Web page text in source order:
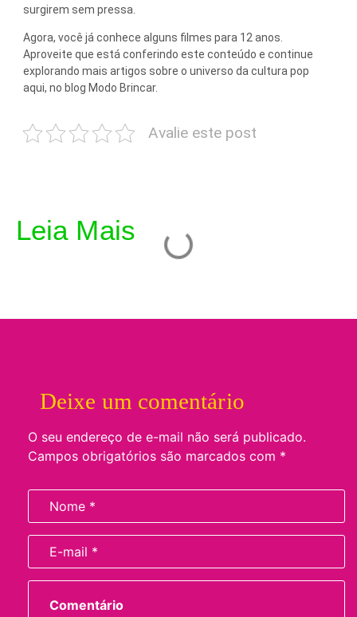
surgirem sem pressa.
Agora, você já conhece alguns filmes para 12 anos.
Aproveite que está conferindo este conteúdo e continue
explorando mais artigos sobre o universo da cultura pop
aqui, no blog Modo Brincar.
Avalie este post
Leia Mais
Deixe um comentário
O seu endereço de e-mail não será publicado.
Campos obrigatórios são marcados com *